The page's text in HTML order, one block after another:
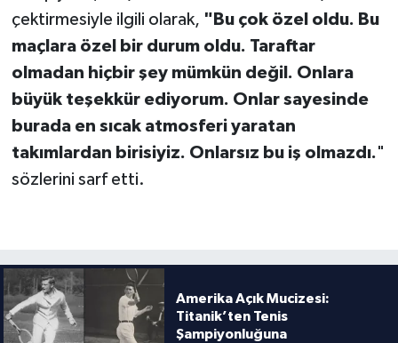
çektirmesiyle ilgili olarak, "Bu çok özel oldu. Bu
maçlara özel bir durum oldu. Taraftar
olmadan hiçbir şey mümkün değil. Onlara
büyük teşekkür ediyorum. Onlar sayesinde
burada en sıcak atmosferi yaratan
takımlardan birisiyiz. Onlarsız bu iş olmazdı."
sözlerini sarf etti.
Amerika Açık Mucizesi:
Titanik’ten Tenis
Şampiyonluğuna
Bisiklet
Güreş
Halter
Diğer Spor Dalları
Futbolcular